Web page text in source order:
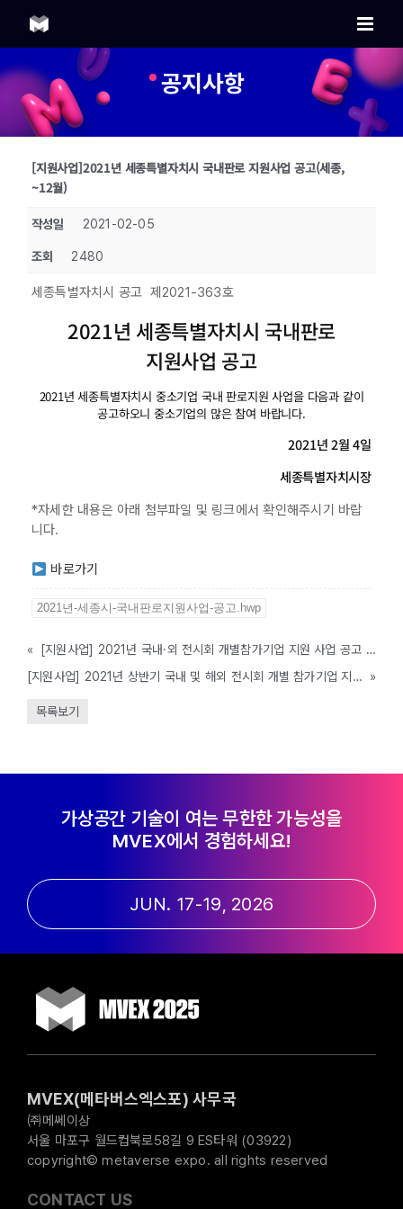
content
공지사항
[지원사업]2021년 세종특별자치시 국내판로 지원사업 공고(세종,
~12월)
작성일 2021-02-05
조회 2480
세종특별자치시 공고 제2021-363호
2021년 세종특별자치시 국내판로
지원사업 공고
2021년 세종특별자치시 중소기업 국내 판로지원 사업을 다음과 같이
공고하오니 중소기업의 많은 참여 바랍니다.
2021년 2월 4일
세종특별자치시장
*자세한 내용은 아래 첨부파일 및 링크에서 확인해주시기 바랍
니다.
바로가기
2021년-세종시-국내판로지원사업-공고.hwp
«
[지원사업] 2021년 국내·외 전시회 개별참가기업 지원 사업 공고 (중랑구, ~2/26까지)
[지원사업] 2021년 상반기 국내 및 해외 전시회 개별 참가기업 지원사업 모집 공고 (군포시, ~2/10까지)
»
목록보기
가상공간 기술이 여는 무한한 가능성을
MVEX에서 경험하세요!
JUN. 17-19, 2026
MVEX(메타버스엑스포) 사무국
㈜메쎄이상
서울 마포구 월드컵북로58길 9 ES타워 (03922)
copyright© metaverse expo. all rights reserved
CONTACT US